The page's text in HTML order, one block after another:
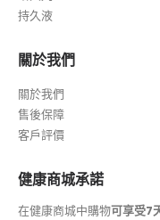
持久液
關於我們
關於我們
售後保障
客戶評價
健康商城承諾
在健康商城中購物可享受7